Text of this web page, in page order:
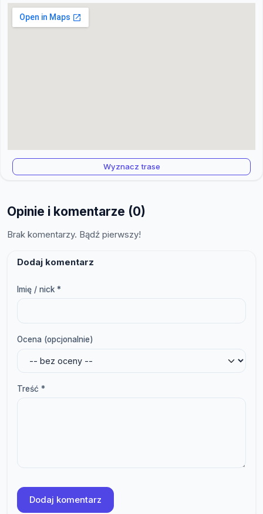
Wyznacz trase
Opinie i komentarze (0)
Brak komentarzy. Bądź pierwszy!
Dodaj komentarz
Imię / nick *
Ocena (opcjonalnie)
Treść *
Dodaj komentarz